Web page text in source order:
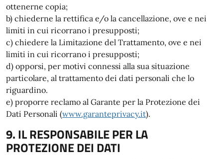
ottenerne copia;
b) chiederne la rettifica e/o la cancellazione, ove e nei
limiti in cui ricorrano i presupposti;
c) chiedere la Limitazione del Trattamento, ove e nei
limiti in cui ricorrano i presupposti;
d) opporsi, per motivi connessi alla sua situazione
particolare, al trattamento dei dati personali che lo
riguardino.
e) proporre reclamo al Garante per la Protezione dei
Dati Personali (www.garanteprivacy.it).
9. IL RESPONSABILE PER LA
PROTEZIONE DEI DATI